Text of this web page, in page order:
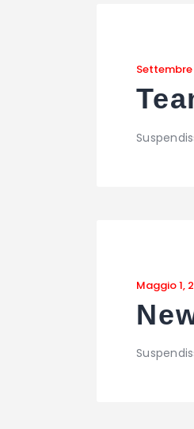
Settembre
Maggio 1,